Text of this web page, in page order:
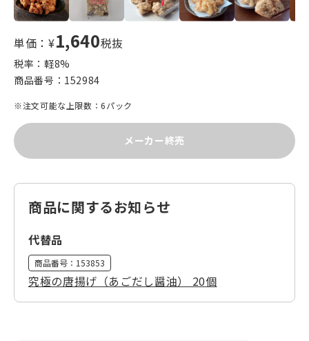
単価：¥1,640税抜
税率：軽8%
商品番号： 152984
※注文可能な上限数：6パック
メーカー終売
商品に関するお知らせ
代替品
商品番号： 153853
究極の唐揚げ（あごだし醤油） 20個